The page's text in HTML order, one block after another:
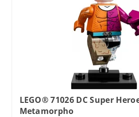
LEGO® 71026 DC Super
Metamorpho